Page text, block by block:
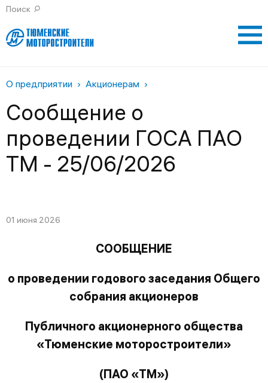
Поиск
О предприятии Акционерам
Сообщение о
проведении ГОСА ПАО
ТМ - 25/06/2026
01 июня 2026
СООБЩЕНИЕ
о проведении годового заседания Общего
собрания акционеров
Публичного акционерного общества
«Тюменские моторостроители»
(ПАО «ТМ»)